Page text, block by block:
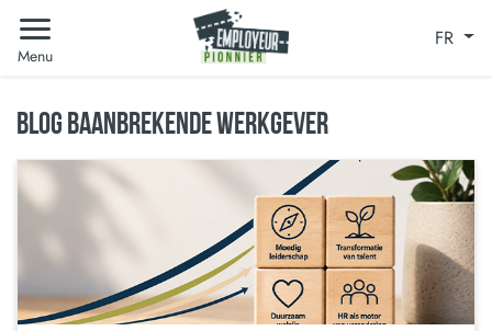
Menu
FR
BLOG BAANBREKENDE WERKGEVER